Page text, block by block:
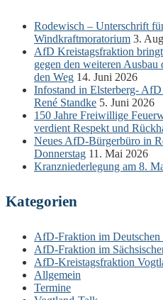
Rodewisch – Unterschrift
Windkraftmoratorium 3.
AfD Kreistagsfraktion
gegen den weiteren
den Weg 14. Juni 2026
Infostand in Elsterberg-
René Standke 5. Juni 2026
150 Jahre Freiwillige
verdient Respekt und
Neues AfD-Bürgerbüro in
Donnerstag 11. Mai 2026
Kranzniederlegung am 8.
Kategorien
AfD-Fraktion im Deutschen
AfD-Fraktion im
AfD-Kreistagsfraktion
Allgemein
Termine